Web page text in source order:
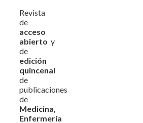
Revista
de
acceso
abierto y
de
edición
quincenal
de
publicaciones
de
Medicina,
Enfermería